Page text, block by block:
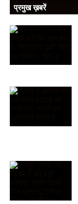
प्रमुख ख़बरें